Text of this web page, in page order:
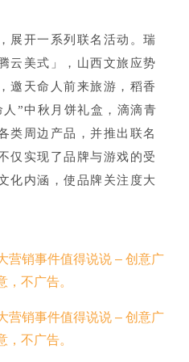
展开一系列联名活动。瑞
云美式」，山西文旅应势
邀天命人前来旅游，稻香
”中秋月饼礼盒，滴滴青
类周边产品，并推出联名
实现了品牌与游戏的受
化内涵，使品牌关注度大